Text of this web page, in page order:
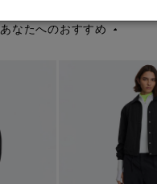
あなたへのおすすめ